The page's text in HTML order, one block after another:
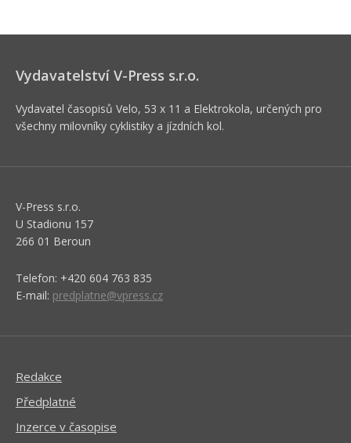
Vydavatelství V-Press s.r.o.
Vydavatel časopisů Velo, 53 x 11 a Elektrokola, určených pro
všechny milovníky cyklistiky a jízdních kol.
V-Press s.r.o.
U Stadionu 157
266 01 Beroun
Telefon: +420 604 763 835
E-mail: predplatne@vpress.cz
Redakce
Předplatné
Inzerce v časopise